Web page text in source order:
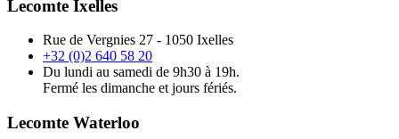
Lecomte Ixelles
Rue de Vergnies 27 - 1050 Ixelles
+32 (0)2 640 58 20
Du lundi au samedi de 9h30 à 19h.
Fermé les dimanche et jours fériés.
Lecomte Waterloo